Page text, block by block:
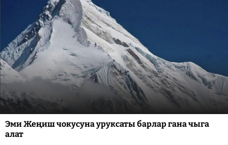
Эми Жеңиш чокусуна уруксаты барлар гана чыга
алат